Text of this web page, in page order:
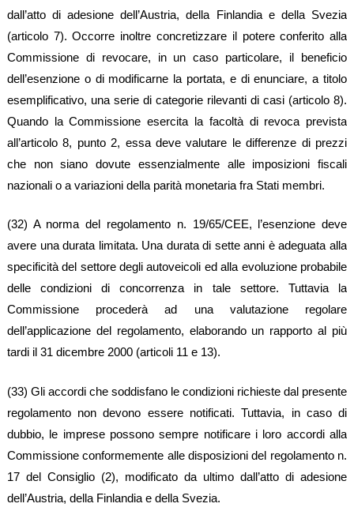
dall’atto di adesione dell’Austria, della Finlandia e della Svezia
(articolo 7). Occorre inoltre concretizzare il potere conferito alla
Commissione di revocare, in un caso particolare, il beneficio
dell’esenzione o di modificarne la portata, e di enunciare, a titolo
esemplificativo, una serie di categorie rilevanti di casi (articolo 8).
Quando la Commissione esercita la facoltà di revoca prevista
all’articolo 8, punto 2, essa deve valutare le differenze di prezzi
che non siano dovute essenzialmente alle imposizioni fiscali
nazionali o a variazioni della parità monetaria fra Stati membri.
(32) A norma del regolamento n. 19/65/CEE, l’esenzione deve
avere una durata limitata. Una durata di sette anni è adeguata alla
specificità del settore degli autoveicoli ed alla evoluzione probabile
delle condizioni di concorrenza in tale settore. Tuttavia la
Commissione procederà ad una valutazione regolare
dell’applicazione del regolamento, elaborando un rapporto al più
tardi il 31 dicembre 2000 (articoli 11 e 13).
(33) Gli accordi che soddisfano le condizioni richieste dal presente
regolamento non devono essere notificati. Tuttavia, in caso di
dubbio, le imprese possono sempre notificare i loro accordi alla
Commissione conformemente alle disposizioni del regolamento n.
17 del Consiglio (2), modificato da ultimo dall’atto di adesione
dell’Austria, della Finlandia e della Svezia.